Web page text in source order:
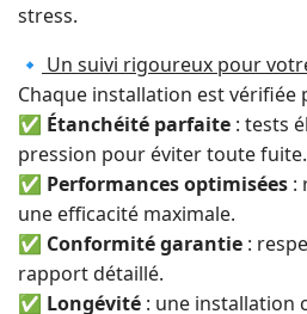
stress.
🔹 Un suivi rigoureux pour
Chaque installation est vérifiée
✅ Étanchéité parfaite : tests
pression pour éviter toute fuite.
✅ Performances optimisées :
une efficacité maximale.
✅ Conformité garantie :
rapport détaillé.
✅ Longévité : une installation